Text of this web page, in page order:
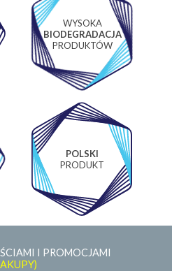
WYSOKA
BIODEGRADACJA
PRODUKTÓW
POLSKI
PRODUKT
I PROMOCJAMI